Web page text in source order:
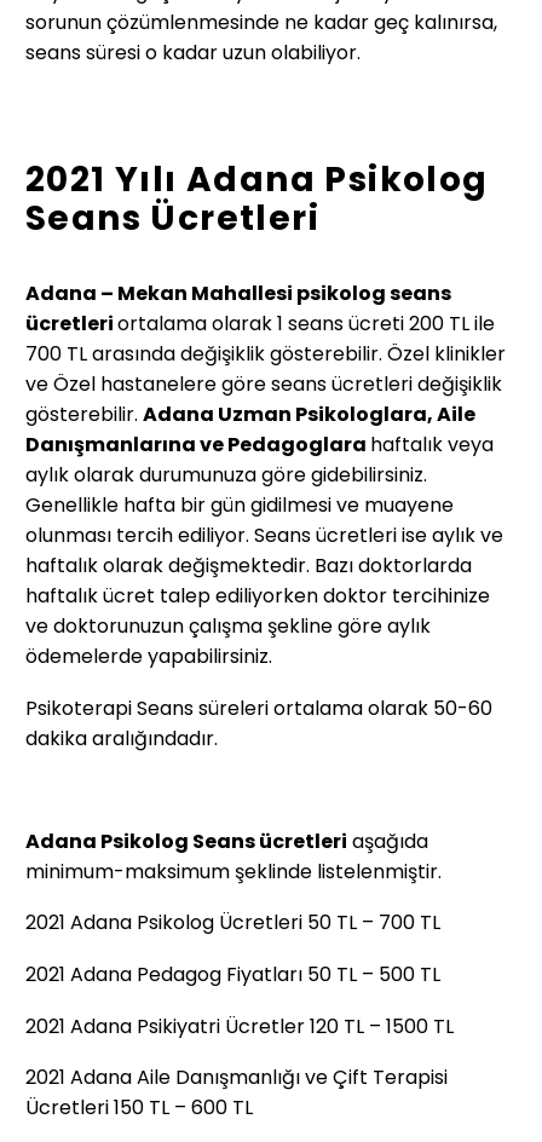
sorunun çözümlenmesinde ne kadar geç kalınırsa,
seans süresi o kadar uzun olabiliyor.
2021 Yılı Adana Psikolog
Seans Ücretleri
Adana – Mekan Mahallesi psikolog seans
ücretleriortalama olarak 1 seans ücreti 200 TL ile
700 TL arasında değişiklik gösterebilir. Özel klinikler
ve Özel hastanelere göre seans ücretleri değişiklik
gösterebilir. Adana Uzman Psikologlara, Aile
Danışmanlarına ve Pedagoglara haftalık veya
aylık olarak durumunuza göre gidebilirsiniz.
Genellikle hafta bir gün gidilmesi ve muayene
olunması tercih ediliyor. Seans ücretleri ise aylık ve
haftalık olarak değişmektedir. Bazı doktorlarda
haftalık ücret talep ediliyorken doktor tercihinize
ve doktorunuzun çalışma şekline göre aylık
ödemelerde yapabilirsiniz.
Psikoterapi Seans süreleri ortalama olarak 50-60
dakika aralığındadır.
Adana Psikolog Seans ücretleri aşağıda
minimum-maksimum şeklinde listelenmiştir.
2021 Adana Psikolog Ücretleri 50 TL – 700 TL
2021 Adana Pedagog Fiyatları 50 TL – 500 TL
2021 Adana Psikiyatri Ücretler 120 TL – 1500 TL
2021 Adana Aile Danışmanlığı ve Çift Terapisi
Ücretleri 150 TL – 600 TL